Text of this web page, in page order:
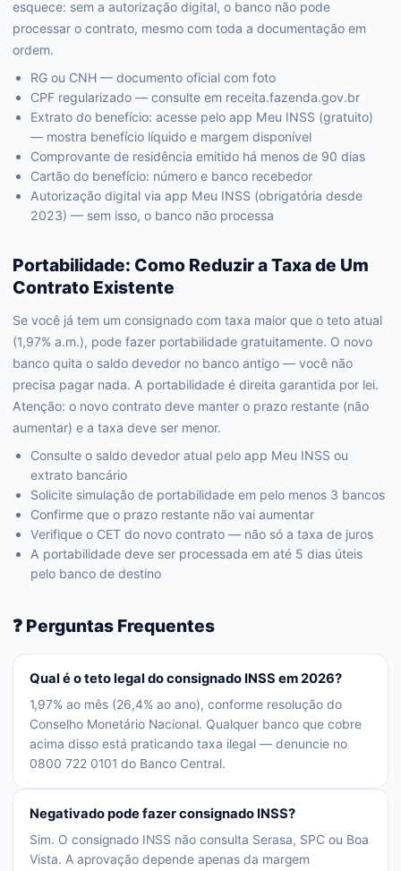
esquece: sem a autorização digital, o banco não pode
processar o contrato, mesmo com toda a documentação em
ordem.
RG ou CNH — documento oficial com foto
CPF regularizado — consulte em receita.fazenda.gov.br
Extrato do benefício: acesse pelo app Meu INSS (gratuito)
— mostra benefício líquido e margem disponível
Comprovante de residência emitido há menos de 90 dias
Cartão do benefício: número e banco recebedor
Autorização digital via app Meu INSS (obrigatória desde
2023) — sem isso, o banco não processa
Portabilidade: Como Reduzir a Taxa de Um
Contrato Existente
Se você já tem um consignado com taxa maior que o teto atual
(1,97% a.m.), pode fazer portabilidade gratuitamente. O novo
banco quita o saldo devedor no banco antigo — você não
precisa pagar nada. A portabilidade é direita garantida por lei.
Atenção: o novo contrato deve manter o prazo restante (não
aumentar) e a taxa deve ser menor.
Consulte o saldo devedor atual pelo app Meu INSS ou
extrato bancário
Solicite simulação de portabilidade em pelo menos 3 bancos
Confirme que o prazo restante não vai aumentar
Verifique o CET do novo contrato — não só a taxa de juros
A portabilidade deve ser processada em até 5 dias úteis
pelo banco de destino
❓ Perguntas Frequentes
Qual é o teto legal do consignado INSS em 2026?
1,97% ao mês (26,4% ao ano), conforme resolução do
Conselho Monetário Nacional. Qualquer banco que cobre
acima disso está praticando taxa ilegal — denuncie no
0800 722 0101 do Banco Central.
Negativado pode fazer consignado INSS?
Sim. O consignado INSS não consulta Serasa, SPC ou Boa
Vista. A aprovação depende apenas da margem